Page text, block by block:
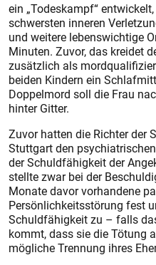
ein „Todeskampf“
schwersten inneren
und weitere lebenswichtige
Minuten. Zuvor, das kreidet
zusätzlich als
beiden Kindern ein
Doppelmord soll die Frau
hinter Gitter.
Zuvor hatten die Richter der
Stuttgart den
der Schuldfähigkeit der
stellte zwar bei der
Monate davor vorhandene
Persönlichkeitsstörung fest
Schuldfähigkeit zu – falls
kommt, dass sie die Tötung
mögliche Trennung ihres